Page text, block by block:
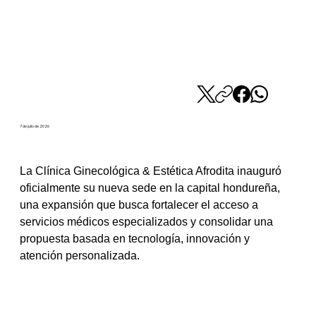
7 de julio de 2026
La Clínica Ginecológica & Estética Afrodita inauguró
oficialmente su nueva sede en la capital hondureña,
una expansión que busca fortalecer el acceso a
servicios médicos especializados y consolidar una
propuesta basada en tecnología, innovación y
atención personalizada.